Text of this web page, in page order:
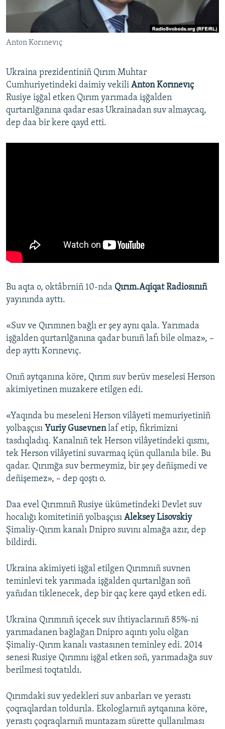
Русский
Українською
RFE/RS bütün saytları
Anton Korınevıç
Ukraina prezidentiniñ Qırım Muhtar
Cumhuriyetindeki daimiy vekili Anton Korınevıç​
Rusiye işğal etken Qırım yarımada işğalden
qurtarılğanına qadar esas Ukrainadan suv almaycaq,
dep daa bir kere qayd etti.
Bu aqta o, oktâbrniñ 10-nda Qırım.Aqiqat Radiosınıñ
yayınında ayttı.
«Suv ve Qırımnen bağlı er şey aynı qala. Yarımada
işğalden qurtarılğanına qadar bunıñ lafı bile olmaz», –
dep ayttı Korınevıç.
Onıñ aytqanına köre, Qırım suv berüv meselesi Herson
akimiyetinen muzakere etilgen edi.
«Yaqında bu meseleni Herson vilâyeti memuriyetiniñ
yolbaşçısı Yuriy Gusevnenlaf etip, fikrimizni
tasdıqladıq. Kanalnıñ tek Herson vilâyetindeki qısmı,
tek Herson vilâyetini suvarmaq içün qullanıla bile. Bu
qadar. Qırımğa suv bermeymiz, bir şey deñişmedi ve
deñişemez», – dep qoştı o.
Daa evel Qırımnıñ Rusiye ükümetindeki Devlet suv
hocalığı komitetiniñ yolbaşçısı Aleksey Lisovskiy
Şimaliy-Qırım kanalı Dnipro suvını almağa azır, dep
bildirdi.
Ukraina akimiyeti işğal etilgen Qırımnıñ suvnen
teminlevi tek yarımada işğalden qurtarılğan soñ
yañıdan tiklenecek, dep bir qaç kere qayd etken edi.
Ukraina Qırımnıñ içecek suv ihtiyaclarınıñ 85%-ni
yarımadanen bağlağan Dnipro aqıntı yolu olğan
Şimaliy-Qırım kanalı vastasınen teminley edi. 2014
senesi Rusiye Qırımnı işğal etken soñ, yarımadağa suv
berilmesi toqtatıldı.
Qırımdaki suv yedekleri suv anbarları ve yerastı
çoqraqlardan toldurıla. Ekologlarnıñ aytqanına köre,
yerastı çoqraqlarnıñ muntazam sürette qullanılması